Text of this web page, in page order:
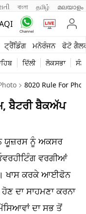
বাংলা தமிழ் മലയാളം
ਟ੍ਰੈਂਡਿੰਗ ਮਨੋਰੰਜਨ ਫੋਟੋ
ਦਿੱਲੀ ਲੋਕਸਭਾ
8020 Rule For
ਬੈਟਰੀ ਬੈਕਅੱਪ
ਯੂਜ਼ਰਸ ਨੂੰ ਅਕਸਰ
ਵਰਗੀਆਂ
ਖਾਸ ਕਰਕੇ ਆਈਫੋਨ
ਦਾ ਸਾਹਮਣਾ ਕਰਨਾ
ਦਾ ਸਭ ਤੋਂ